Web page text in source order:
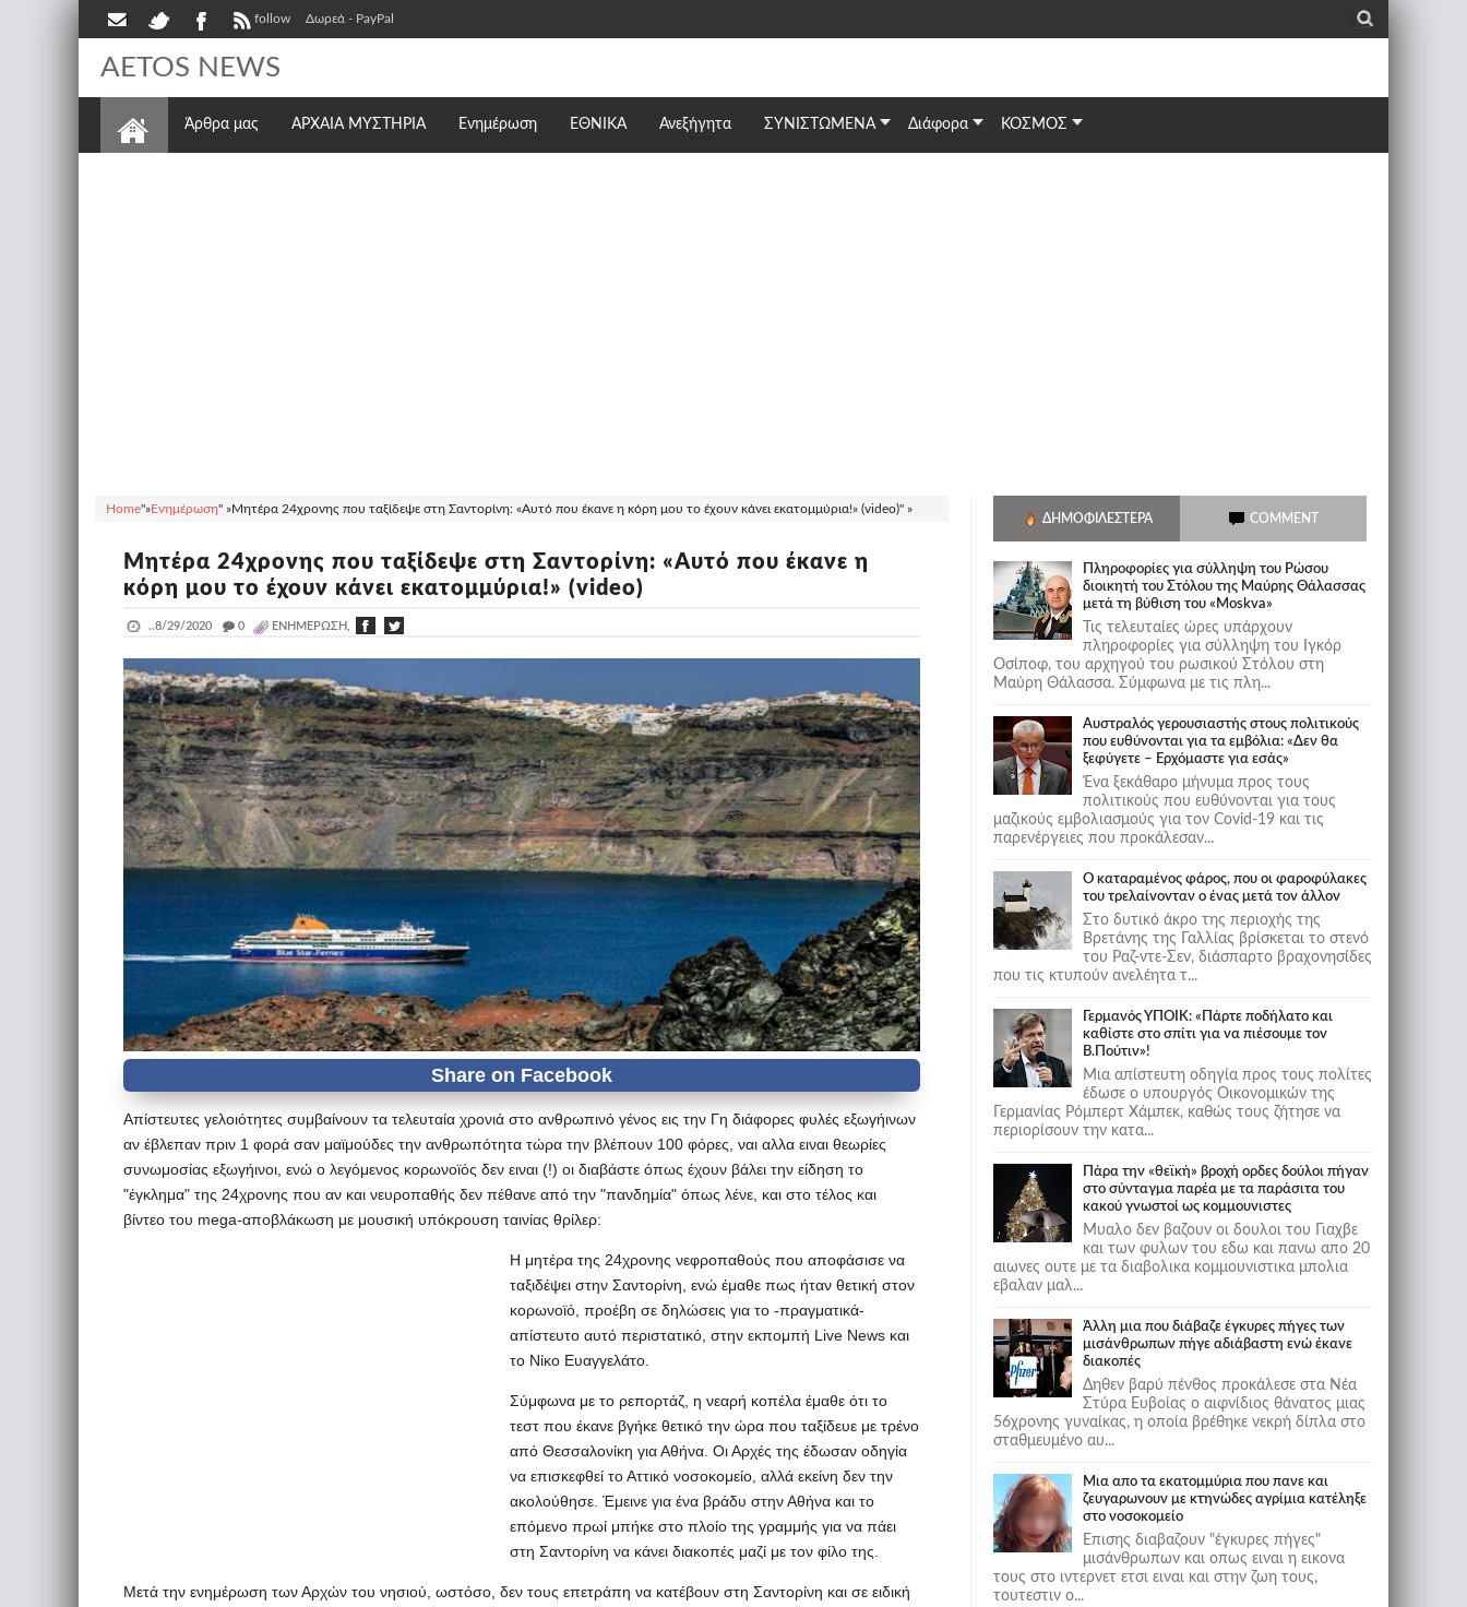
follow Δωρεά - PayPal _
AETOS NEWS
Άρθρα μας ΑΡΧΑΙΑ ΜΥΣΤΗΡΙΑ Ενημέρωση ΕΘΝΙΚΆ Ανεξήγητα ΣΥΝΙΣΤΩΜΕΝΑ Διάφορα ΚΟΣΜΟΣ
Home"»Ενημέρωση" »Μητέρα 24χρονης που ταξίδεψε στη Σαντορίνη: «Αυτό που έκανε η κόρη μου το έχουν κάνει εκατομμύρια!» (video)" »
Μητέρα 24χρονης που ταξίδεψε στη Σαντορίνη: «Αυτό που έκανε η
κόρη μου το έχουν κάνει εκατομμύρια!» (video)
..8/29/2020 _ 0 ΕΝΗΜΈΡΩΣΗ,
Απίστευτες γελοιότητες συμβαίνουν τα τελευταία χρονιά στο ανθρωπινό γένος εις την Γη διάφορες φυλές εξωγήινων
αν έβλεπαν πριν 1 φορά σαν μαϊμούδες την ανθρωπότητα τώρα την βλέπουν 100 φόρες, ναι αλλα ειναι θεωρίες
συνωμοσίας εξωγήινοι, ενώ ο λεγόμενος κορωνοϊός δεν ειναι (!) οι διαβάστε όπως έχουν βάλει την είδηση το
"έγκλημα" της 24χρονης που αν και νευροπαθής δεν πέθανε από την "πανδημία" όπως λένε, και στο τέλος και
βίντεο του mega-αποβλάκωση με μουσική υπόκρουση ταινίας θρίλερ:
Η μητέρα της 24χρονης νεφροπαθούς που αποφάσισε να
ταξιδέψει στην Σαντορίνη, ενώ έμαθε πως ήταν θετική στον
κορωνοϊό, προέβη σε δηλώσεις για το -πραγματικά-
απίστευτο αυτό περιστατικό, στην εκπομπή Live News και
το Νίκο Ευαγγελάτο.
Σύμφωνα με το ρεπορτάζ, η νεαρή κοπέλα έμαθε ότι το
τεστ που έκανε βγήκε θετικό την ώρα που ταξίδευε με τρένο
από Θεσσαλονίκη για Αθήνα. Οι Αρχές της έδωσαν οδηγία
να επισκεφθεί το Αττικό νοσοκομείο, αλλά εκείνη δεν την
ακολούθησε. Έμεινε για ένα βράδυ στην Αθήνα και το
επόμενο πρωί μπήκε στο πλοίο της γραμμής για να πάει
στη Σαντορίνη να κάνει διακοπές μαζί με τον φίλο της.
Μετά την ενημέρωση των Αρχών του νησιού, ωστόσο, δεν τους επετράπη να κατέβουν στη Σαντορίνη και σε ειδική
ΔΗΜΟΦΙΛΈΣΤΕΡΑ COMMENT
Πληροφορίες για σύλληψη του Ρώσου
διοικητή του Στόλου της Mαύρης Θάλασσας
μετά τη βύθιση του «Moskva»
Τις τελευταίες ώρες υπάρχουν
πληροφορίες για σύλληψη του Ιγκόρ
Οσίποφ, του αρχηγού του ρωσικού Στόλου στη
Μαύρη Θάλασσα. Σύμφωνα με τις πλη...
Αυστραλός γερουσιαστής στους πολιτικούς
που ευθύνονται για τα εμβόλια: «Δεν θα
ξεφύγετε – Ερχόμαστε για εσάς»
Ένα ξεκάθαρο μήνυμα προς τους
πολιτικούς που ευθύνονται για τους
μαζικούς εμβολιασμούς για τον Covid-19 και τις
παρενέργειες που προκάλεσαν...
Ο καταραμένος φάρος, που οι φαροφύλακες
του τρελαίνονταν ο ένας μετά τον άλλον
Στο δυτικό άκρο της περιοχής της
Βρετάνης της Γαλλίας βρίσκεται το στενό
του Ραζ-ντε-Σεν, διάσπαρτο βραχονησίδες
που τις κτυπούν ανελέητα τ...
Γερμανός ΥΠΟΙΚ: «Πάρτε ποδήλατο και
καθίστε στο σπίτι για να πιέσουμε τον
Β.Πούτιν»!
Μια απίστευτη οδηγία προς τους πολίτες
έδωσε ο υπουργός Οικονομικών της
Γερμανίας Ρόμπερτ Χάμπεκ, καθώς τους ζήτησε να
περιορίσουν την κατα...
Πάρα την «θεϊκή» βροχή ορδες δούλοι πήγαν
στο σύνταγμα παρέα με τα παράσιτα του
κακού γνωστοί ως κομμουνιστες
Μυαλο δεν βαζουν οι δουλοι του Γιαχβε
και των φυλων του εδω και πανω απο 20
αιωνες ουτε με τα διαβολικα κομμουνιστικα μπολια
εβαλαν μαλ...
Άλλη μια που διάβαζε έγκυρες πήγες των
μισάνθρωπων πήγε αδιάβαστη ενώ έκανε
διακοπές
Δηθεν βαρύ πένθος προκάλεσε στα Νέα
Στύρα Ευβοίας ο αιφνίδιος θάνατος μιας
56χρονης γυναίκας, η οποία βρέθηκε νεκρή δίπλα στο
σταθμευμένο αυ...
Μια απο τα εκατομμύρια που πανε και
ζευγαρωνουν με κτηνώδες αγρίμια κατέληξε
στο νοσοκομείο
Επισης διαβαζουν "έγκυρες πήγες"
μισάνθρωπων και οπως ειναι η εικονα
τους στο ιντερνετ ετσι ειναι και στην ζωη τους,
τουτεστιν ο...